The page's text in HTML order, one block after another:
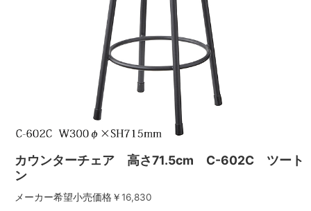
カウンターチェア 高さ71.5cm C-602C ツート
ン
メーカー希望小売価格￥16,830